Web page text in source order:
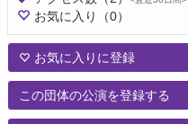
お気に入り （0）
お気に入りに登録
この団体の公演を登録する